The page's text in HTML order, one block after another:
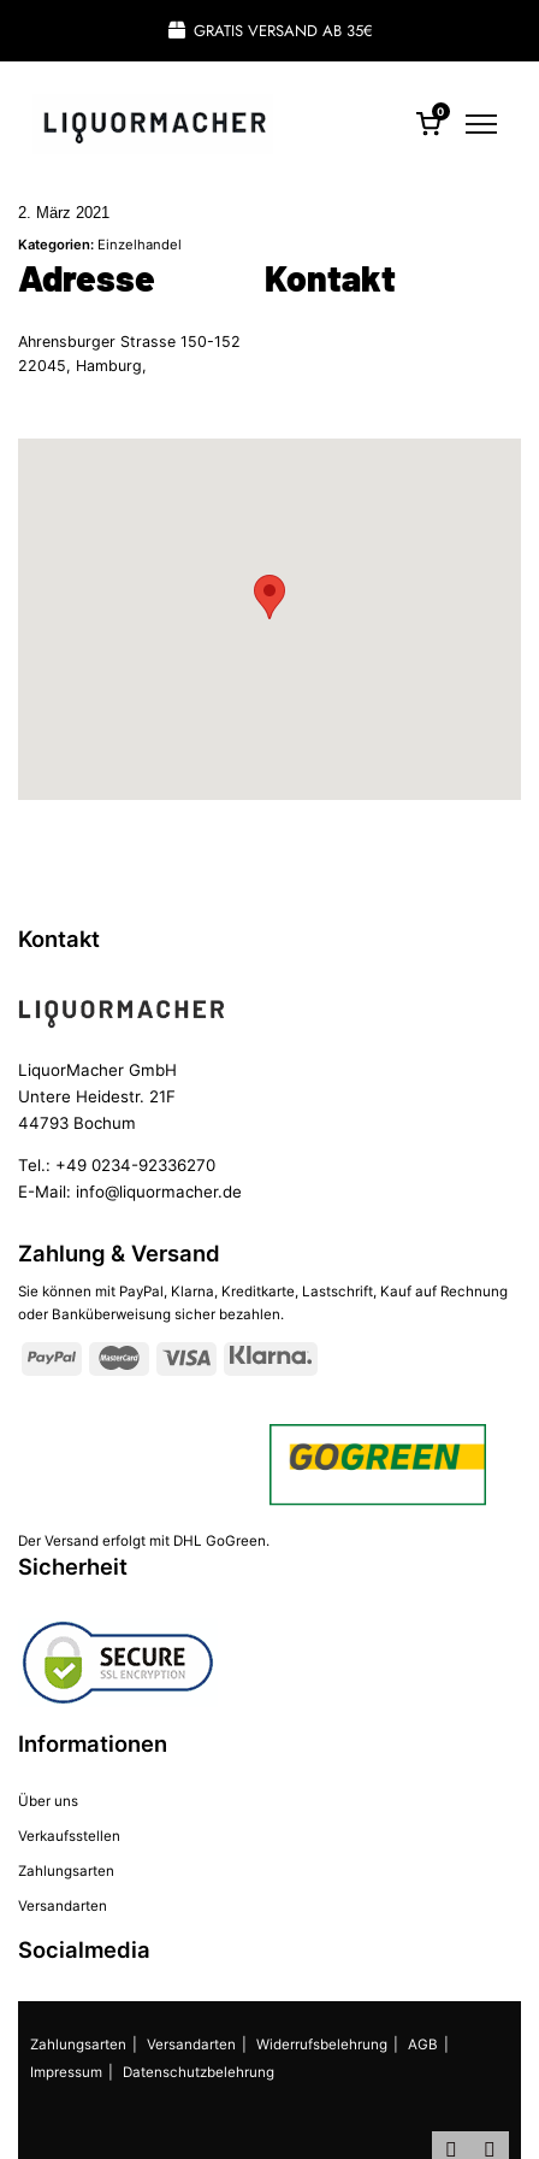
GRATIS VERSAND AB 35€
0
2. März 2021
Kategorien: Einzelhandel
Adresse
Ahrensburger Strasse 150-152
22045, Hamburg,
Kontakt
Kontakt
LiquorMacher GmbH
Untere Heidestr. 21F
44793 Bochum
Tel.: +49 0234-92336270
E-Mail: info@liquormacher.de
Zahlung & Versand
Sie können mit PayPal, Klarna, Kreditkarte, Lastschrift, Kauf auf Rechnung
oder Banküberweisung sicher bezahlen.
Der Versand erfolgt mit DHL GoGreen.
Sicherheit
Informationen
Über uns
Verkaufsstellen
Zahlungsarten
Versandarten
Socialmedia
Zahlungsarten Versandarten Widerrufsbelehrung
AGB
Impressum
Datenschutzbelehrung